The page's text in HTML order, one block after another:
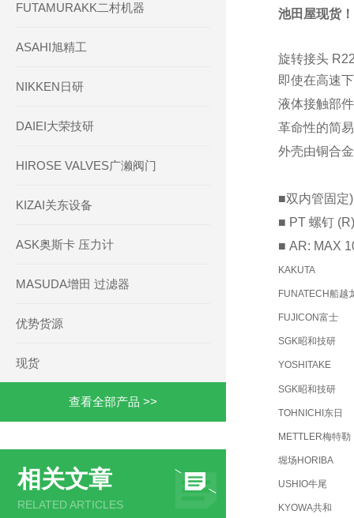
FUTAMURAKK二村机器
ASAHI旭精工
NIKKEN日研
DAIEI大荣技研
HIROSE VALVES广濑阀门
KIZAI关东设备
ASK奥斯卡 压力计
MASUDA增田 过滤器
优势货源
现货
查看全部产品 >>
相关文章
RELATED ARTICLES
池田屋现货
旋转接头
即使在高速
液体接触部
革命性的简
外壳由铜合
■双内管固定)
■ PT 螺钉
■ AR: MAX
KAKUTA
FUNATECH船越
FUJICON富士
SGK昭和技研
YOSHITAKE
SGK昭和技研
TOHNICHI东日
METTLER梅特勒
堀场HORIBA
USHIO牛尾
KYOWA共和